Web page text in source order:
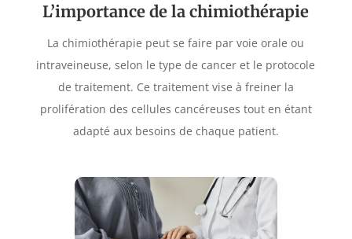
L’importance de la chimiothérapie
La chimiothérapie peut se faire par voie orale ou
intraveineuse, selon le type de cancer et le protocole
de traitement. Ce traitement vise à freiner la
prolifération des cellules cancéreuses tout en étant
adapté aux besoins de chaque patient.